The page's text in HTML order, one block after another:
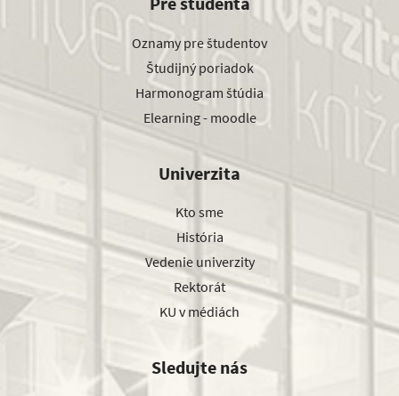
Oznamy pre študentov
Študijný poriadok
Harmonogram štúdia
Elearning - moodle
Univerzita
Kto sme
História
Vedenie univerzity
Rektorát
KU v médiách
Sledujte nás